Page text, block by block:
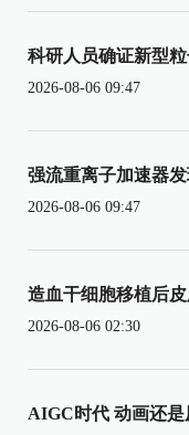
科研人员确证新型
2026-08-06 09:47
强流重离子加速器
2026-08-06 09:47
造血干细胞移植后
2026-08-06 02:30
AIGC时代 动画还